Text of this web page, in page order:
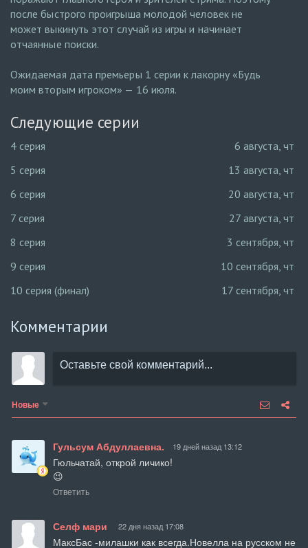
после быстрого проигрыша молодой человек не
может выкинуть этот случай из игры и начинает
отчаянные поиски.
Ожидаемая дата премьеры 1 серии к лакорну «Будь
моим вторым игроком» — 16 июля.
Следующие серии
4 серия
6 августа, чт
5 серия
13 августа, чт
6 серия
20 августа, чт
7 серия
27 августа, чт
8 серия
3 сентября, чт
9 серия
10 сентября, чт
10 серия (финал)
17 сентября, чт
Комментарии
Новые
Гульсум Абдуллаевна. 19 дней назад 13:12
Гюльчатай, открой личико!
😉
Ответить
Селф мари 22 дня назад 17:08
МаксБас -милашки как всегда.Новелла на русском не